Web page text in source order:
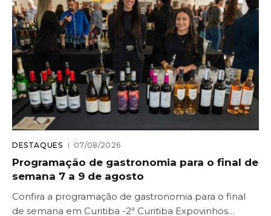
DESTAQUES 07/08/2026
Programação de gastronomia para o final de
semana 7 a 9 de agosto
Confira a programação de gastronomia para o final
de semana em Curitiba -2ª Curitiba Expovinhos…